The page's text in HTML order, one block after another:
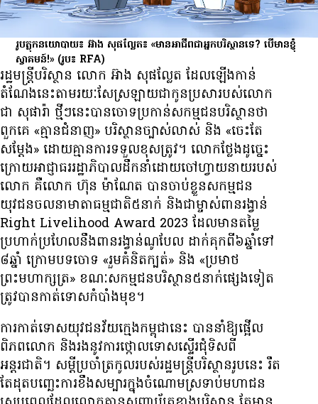
រូបត្លុកនយោបាយ​៖ អ៊ាង សុផល្លែត៖ «មាន​អាជីព​ជា​អ្នក​បរិស្ថាន​ទេ? បើ​មាន​ខ្ញុំ​
ស្វាគមន៍!» (រូប៖ RFA)
រដ្ឋមន្ត្រី​បរិស្ថាន លោក អ៊ាង សុផល្លែត ដែល​ឡើង​កាន់​
តំណែង​នេះ​តាមរយៈ​សែស្រឡាយ​ជា​កូន​ប្រសា​របស់​លោក
ជា សុផារ៉ា ថ្មីៗ​នេះ​បាន​ចោទ​ប្រកាន់​សកម្មជន​បរិស្ថាន​ថា
ពួកគេ ​«គ្មាន​ជំនាញ» ​បរិស្ថាន​ច្បាស់លាស់ និង ​«ចេះ​តែ​
សម្ដែង»​ ដោយ​គ្មាន​ការ​ទទួល​ខុស​ត្រូវ។ លោក​ថ្លែង​ដូច្នេះ
ក្រោយ​អាជ្ញាធរ​រដ្ឋាភិបាល​ដឹកនាំ​ដោយ​ចៅហ្វាយ​នាយ​របស់​
លោក គឺ​លោក ហ៊ុន ម៉ាណែត បាន​ចាប់ខ្លួន​សកម្មជន​
យុវជន​ចលនា​មាតា​ធម្មជាតិ​៥នាក់ និង​ជា​ម្ចាស់​ពាន​រង្វាន់
Right Livelihood Award 2023 ដែល​មាន​តម្លៃ​
ប្រហាក់​ប្រហែល​នឹង​ពាន​រង្វាន់​ណូបែល ដាក់​គុក​ពី​៦ឆ្នាំ​ទៅ​
៨ឆ្នាំ ក្រោម​បទ​ចោទ ​«រួម​គំនិត​ក្បត់» និង «ប្រមាថ​
ព្រះមហាក្សត្រ» ខណៈ​សកម្មជន​បរិស្ថាន​៥​នាក់​ផ្សេងទៀត​
ត្រូវ​បាន​កាត់ទោស​កំបាំងមុខ។
ការ​កាត់ទោស​យុវជន​វ័យក្មេង​កម្ពុជា​នេះ បាន​នាំ​ឱ្យ​ផ្អើល​
ពិភពលោក និង​រង​នូវ​ការ​ថ្កោលទោស​ស្ទើរ​ជុំ​ទិស​ពី​
អន្តរជាតិ។ សម្ដី​ប្រចាំ​ត្រកូល​របស់​រដ្ឋមន្ត្រី​បរិស្ថាន​រូប​នេះ រឹត​
តែ​ដុត​បញ្ឆេះ​ការ​ខឹង​សម្បារ​ក្នុង​ចំណោម​ស្រទាប់​មហាជន